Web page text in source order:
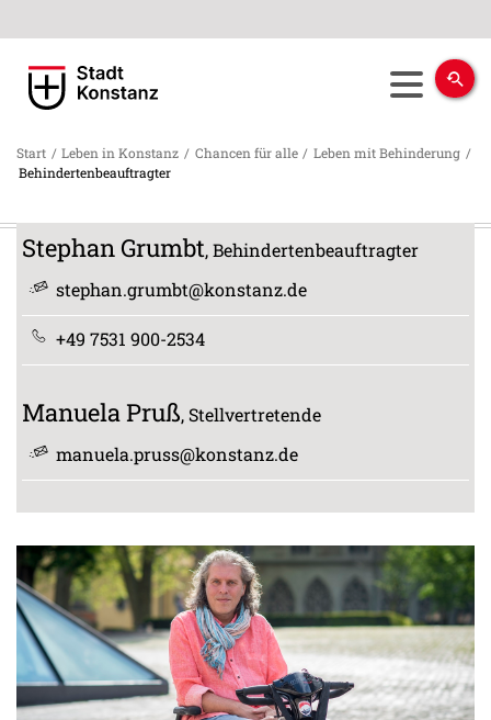
Start / Leben in Konstanz / Chancen für alle / Leben mit Behinderung /
Behindertenbeauftragter
StephanGrumbt, Behindertenbeauftragter
stephan.grumbt@konstanz.de
+49 7531 900-2534
ManuelaPruß, Stellvertretende
manuela.pruss@konstanz.de